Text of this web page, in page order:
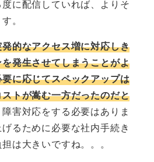
に配信していれば、よりそ
。
的なアクセス増に対応しき
発生させてしまうことがよ
に応じてスペックアップは
トが嵩む一方だったのだと
害対応をする必要はありま
るために必要な社内手続き
は大きいですね。。。